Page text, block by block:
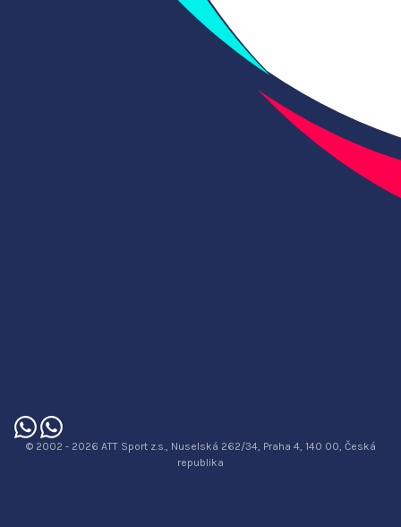
© 2002 - 2026 ATT Sport z.s., Nuselská 262/34, Praha 4, 140 00, Česká
republika